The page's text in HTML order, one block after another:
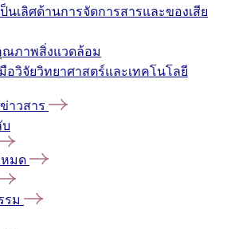
นเลิศด้านการจัดการสารและของเสีย
ณภาพสิ่งแวดล้อม
อวิจัยวิทยาศาสตร์และเทคโนโลยี
าวสาร
หมด
รม